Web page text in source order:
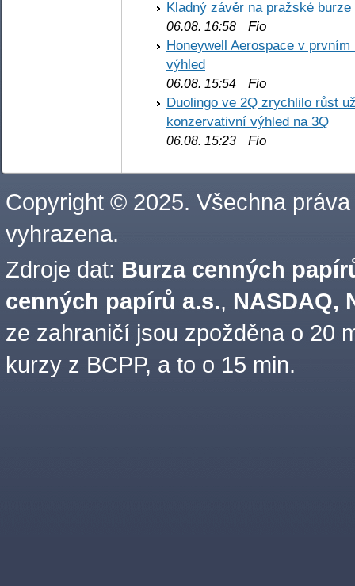
Kladný závěr na pražské burze
06.08. 16:58 Fio
Honeywell Aerospace v
výhled
06.08. 15:54 Fio
Duolingo ve 2Q zrychlilo růst
konzervativní výhled na 3Q
06.08. 15:23 Fio
Copyright © 2025. Všechna práva
vyhrazena.
Zdroje dat: Burza cenných
cenných papírů a.s., NASDAQ,
ze zahraničí jsou zpožděna o 20
kurzy z BCPP, a to o 15 min.